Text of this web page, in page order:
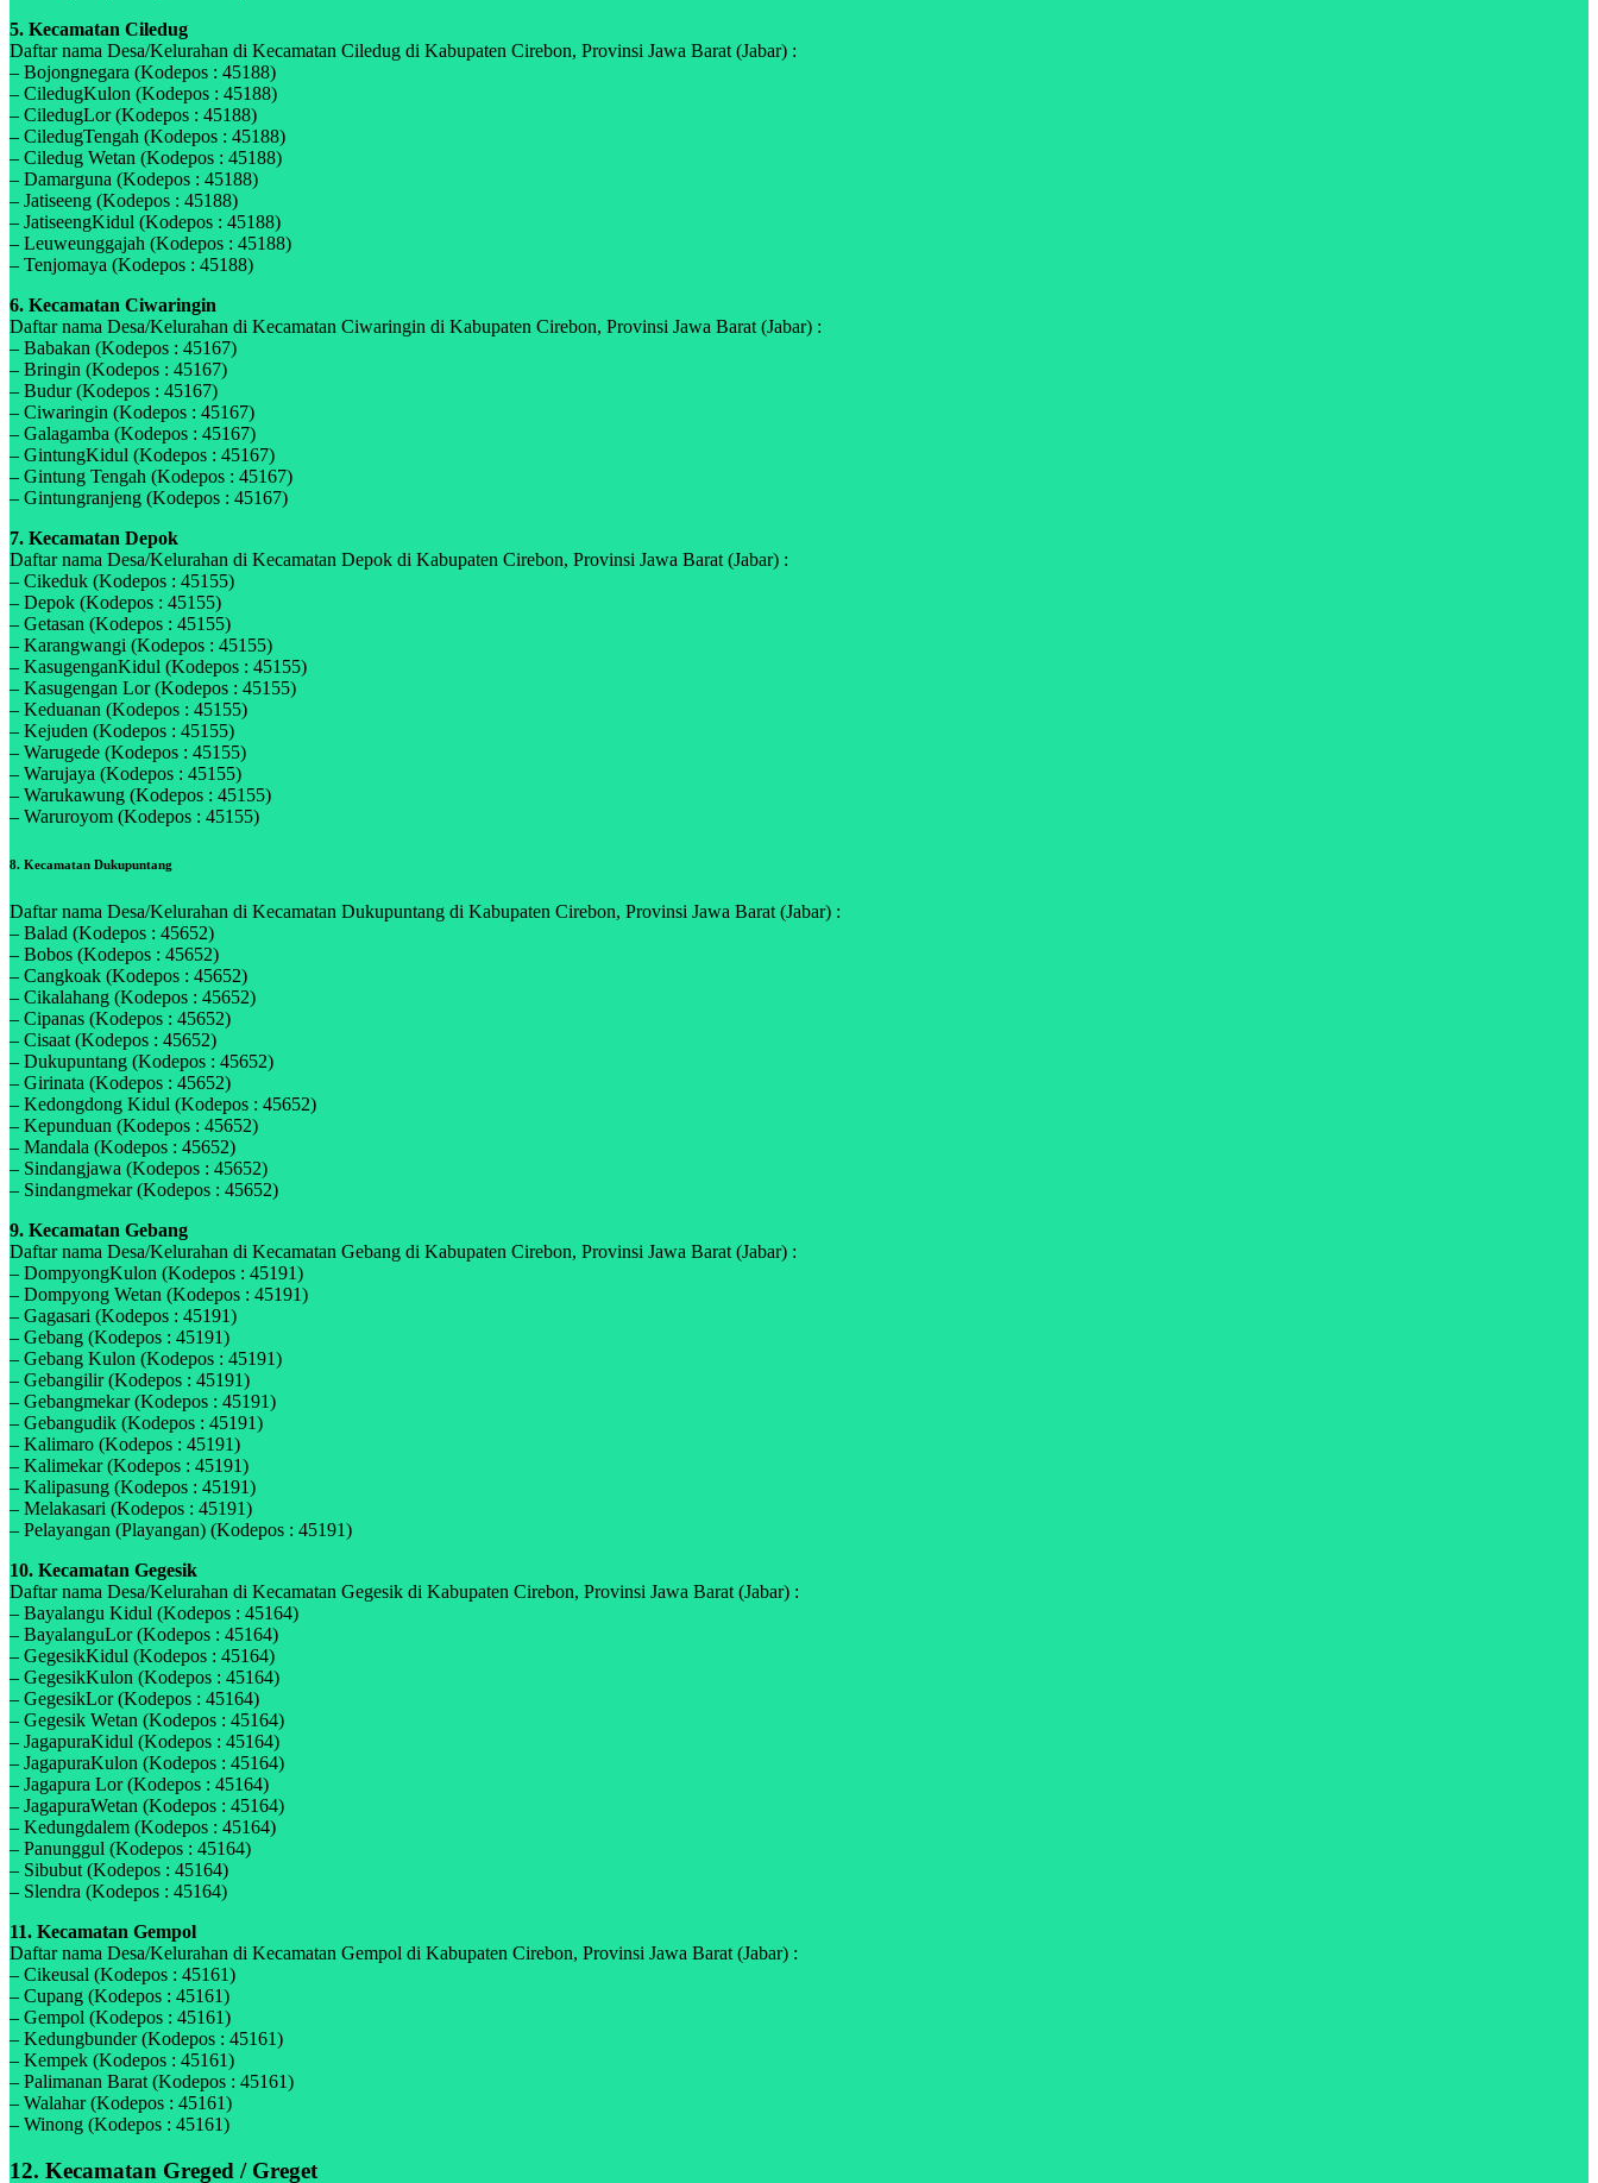
5. Kecamatan Ciledug
Daftar nama Desa/Kelurahan di Kecamatan Ciledug di Kabupaten Cirebon, Provinsi Jawa Barat (Jabar) :
– Bojongnegara (Kodepos : 45188)
– CiledugKulon (Kodepos : 45188)
– CiledugLor (Kodepos : 45188)
– CiledugTengah (Kodepos : 45188)
– Ciledug Wetan (Kodepos : 45188)
– Damarguna (Kodepos : 45188)
– Jatiseeng (Kodepos : 45188)
– JatiseengKidul (Kodepos : 45188)
– Leuweunggajah (Kodepos : 45188)
– Tenjomaya (Kodepos : 45188)
6. Kecamatan Ciwaringin
Daftar nama Desa/Kelurahan di Kecamatan Ciwaringin di Kabupaten Cirebon, Provinsi Jawa Barat (Jabar) :
– Babakan (Kodepos : 45167)
– Bringin (Kodepos : 45167)
– Budur (Kodepos : 45167)
– Ciwaringin (Kodepos : 45167)
– Galagamba (Kodepos : 45167)
– GintungKidul (Kodepos : 45167)
– Gintung Tengah (Kodepos : 45167)
– Gintungranjeng (Kodepos : 45167)
7. Kecamatan Depok
Daftar nama Desa/Kelurahan di Kecamatan Depok di Kabupaten Cirebon, Provinsi Jawa Barat (Jabar) :
– Cikeduk (Kodepos : 45155)
– Depok (Kodepos : 45155)
– Getasan (Kodepos : 45155)
– Karangwangi (Kodepos : 45155)
– KasugenganKidul (Kodepos : 45155)
– Kasugengan Lor (Kodepos : 45155)
– Keduanan (Kodepos : 45155)
– Kejuden (Kodepos : 45155)
– Warugede (Kodepos : 45155)
– Warujaya (Kodepos : 45155)
– Warukawung (Kodepos : 45155)
– Waruroyom (Kodepos : 45155)
8. Kecamatan Dukupuntang
Daftar nama Desa/Kelurahan di Kecamatan Dukupuntang di Kabupaten Cirebon, Provinsi Jawa Barat (Jabar) :
– Balad (Kodepos : 45652)
– Bobos (Kodepos : 45652)
– Cangkoak (Kodepos : 45652)
– Cikalahang (Kodepos : 45652)
– Cipanas (Kodepos : 45652)
– Cisaat (Kodepos : 45652)
– Dukupuntang (Kodepos : 45652)
– Girinata (Kodepos : 45652)
– Kedongdong Kidul (Kodepos : 45652)
– Kepunduan (Kodepos : 45652)
– Mandala (Kodepos : 45652)
– Sindangjawa (Kodepos : 45652)
– Sindangmekar (Kodepos : 45652)
9. Kecamatan Gebang
Daftar nama Desa/Kelurahan di Kecamatan Gebang di Kabupaten Cirebon, Provinsi Jawa Barat (Jabar) :
– DompyongKulon (Kodepos : 45191)
– Dompyong Wetan (Kodepos : 45191)
– Gagasari (Kodepos : 45191)
– Gebang (Kodepos : 45191)
– Gebang Kulon (Kodepos : 45191)
– Gebangilir (Kodepos : 45191)
– Gebangmekar (Kodepos : 45191)
– Gebangudik (Kodepos : 45191)
– Kalimaro (Kodepos : 45191)
– Kalimekar (Kodepos : 45191)
– Kalipasung (Kodepos : 45191)
– Melakasari (Kodepos : 45191)
– Pelayangan (Playangan) (Kodepos : 45191)
10. Kecamatan Gegesik
Daftar nama Desa/Kelurahan di Kecamatan Gegesik di Kabupaten Cirebon, Provinsi Jawa Barat (Jabar) :
– Bayalangu Kidul (Kodepos : 45164)
– BayalanguLor (Kodepos : 45164)
– GegesikKidul (Kodepos : 45164)
– GegesikKulon (Kodepos : 45164)
– GegesikLor (Kodepos : 45164)
– Gegesik Wetan (Kodepos : 45164)
– JagapuraKidul (Kodepos : 45164)
– JagapuraKulon (Kodepos : 45164)
– Jagapura Lor (Kodepos : 45164)
– JagapuraWetan (Kodepos : 45164)
– Kedungdalem (Kodepos : 45164)
– Panunggul (Kodepos : 45164)
– Sibubut (Kodepos : 45164)
– Slendra (Kodepos : 45164)
11. Kecamatan Gempol
Daftar nama Desa/Kelurahan di Kecamatan Gempol di Kabupaten Cirebon, Provinsi Jawa Barat (Jabar) :
– Cikeusal (Kodepos : 45161)
– Cupang (Kodepos : 45161)
– Gempol (Kodepos : 45161)
– Kedungbunder (Kodepos : 45161)
– Kempek (Kodepos : 45161)
– Palimanan Barat (Kodepos : 45161)
– Walahar (Kodepos : 45161)
– Winong (Kodepos : 45161)
12. Kecamatan Greged / Greget